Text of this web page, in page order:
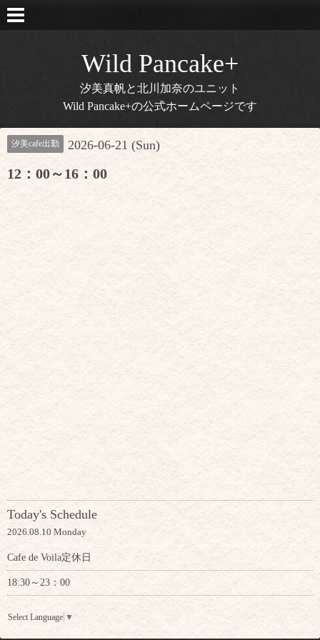
Wild Pancake+
汐美真帆と北川加奈のユニット
Wild Pancake+の公式ホームページです
汐美cafe出勤 2026-06-21 (Sun)
12：00～16：00
Today's Schedule
2026.08.10 Monday
Cafe de Voila定休日
18:30～23：00
Select Language ▼